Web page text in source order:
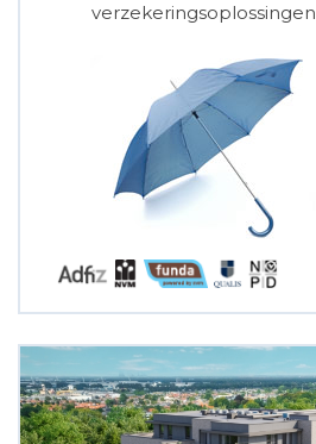
verzekeringsoplossingen